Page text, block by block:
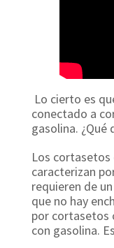
Lo cierto es
conectado a
gasolina. ¿Qué
Los
caracterizan
requieren de
que no hay
por cortasetos
con gasolina.